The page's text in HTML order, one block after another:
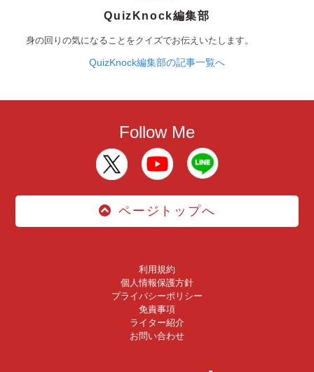
QuizKnock編集部
身の回りの気になることをクイズでお伝えいたします。
QuizKnock編集部の記事一覧へ
Follow Me
ページトップへ
利用規約
個人情報保護方針
プライバシーポリシー
免責事項
ライター紹介
お問い合わせ